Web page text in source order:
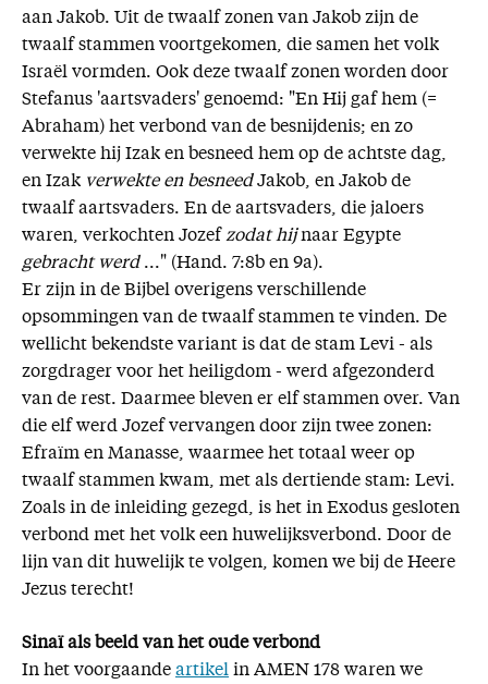
aan Jakob. Uit de twaalf zonen van Jakob zijn de
twaalf stammen voortgekomen, die samen het volk
Israël vormden. Ook deze twaalf zonen worden door
Stefanus 'aartsvaders' genoemd: "En Hij gaf hem (=
Abraham) het verbond van de besnijdenis; en zo
verwekte hij Izak en besneed hem op de achtste dag,
en Izak verwekte en besneedJakob, en Jakob de
twaalf aartsvaders. En de aartsvaders, die jaloers
waren, verkochten Jozefzodat hijnaar Egypte
gebracht werd..." (Hand. 7:8b en 9a).
Er zijn in de Bijbel overigens verschillende
opsommingen van de twaalf stammen te vinden. De
wellicht bekendste variant is dat de stam Levi - als
zorgdrager voor het heiligdom - werd afgezonderd
van de rest. Daarmee bleven er elf stammen over. Van
die elf werd Jozef vervangen door zijn twee zonen:
Efraïm en Manasse, waarmee het totaal weer op
twaalf stammen kwam, met als dertiende stam: Levi.
Zoals in de inleiding gezegd, is het in Exodus gesloten
verbond met het volk een huwelijksverbond. Door de
lijn van dit huwelijk te volgen, komen we bij de Heere
Jezus terecht!
Sinaï als beeld van het oude verbond
In het voorgaande artikel in AMEN 178 waren we